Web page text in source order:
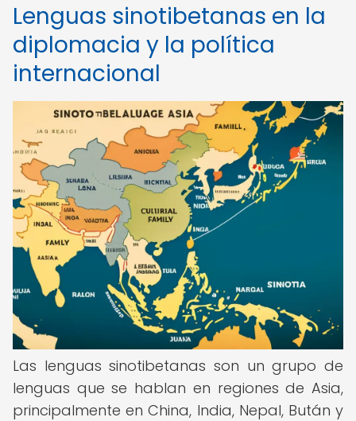
Lenguas sinotibetanas en la
diplomacia y la política
internacional
Las lenguas sinotibetanas son un grupo de
lenguas que se hablan en regiones de Asia,
principalmente en China, India, Nepal, Bután y